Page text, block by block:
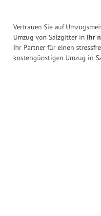
Vertrauen Sie auf
Umzug von Salzgitter in Ihr
Ihr Partner für einen
kostengünstigen Umzug in